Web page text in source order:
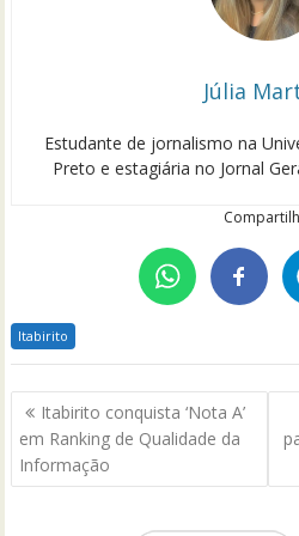
Júlia
Estudante de jornalismo na
Preto e estagiária no Jornal
Itabirito
Navegação
de
Post
Itabirito conquista ‘Nota A’
em Ranking de Qualidade da
Informação